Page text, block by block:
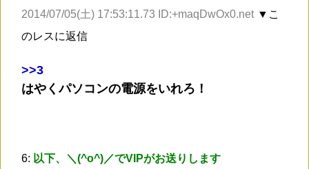
2014/07/05(土) 17:53:11.73 ID:+maqDwOx0.net ▼こ
のレスに返信
>>3
はやくパソコンの電源をいれろ！
6: 以下、＼(^o^)／でVIPがお送りします